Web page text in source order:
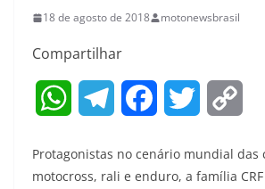
18 de agosto de 2018 motonewsbrasil
Compartilhar
W
a
l
c
i
p
Protagonistas no cenário mundial das
motocross, rali e enduro, a família